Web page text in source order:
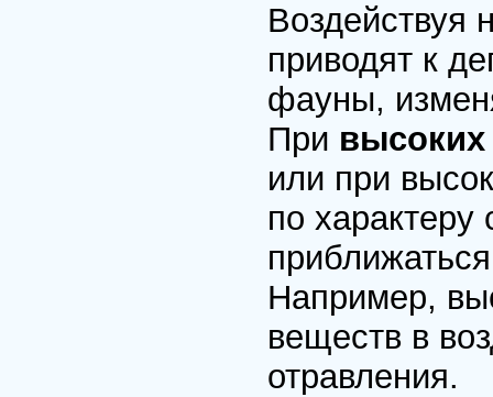
Воздействуя
приводят к
фауны,
При
или при
по характеру
Например,
веществ в
отравления.